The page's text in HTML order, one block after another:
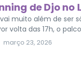
de Djo
muito além de ser
volta das 17h, o
março 23, 2026